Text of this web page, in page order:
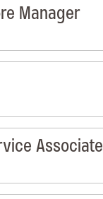
Manager
Associate